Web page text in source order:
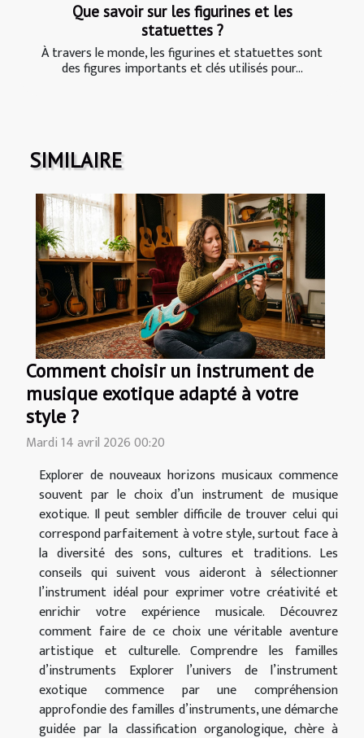
Que savoir sur les figurines et les
statuettes ?
À travers le monde, les figurines et statuettes sont
des figures importants et clés utilisés pour...
SIMILAIRE
Comment choisir un instrument de
musique exotique adapté à votre
style ?
Mardi 14 avril 2026 00:20
Explorer de nouveaux horizons musicaux commence
souvent par le choix d’un instrument de musique
exotique. Il peut sembler difficile de trouver celui qui
correspond parfaitement à votre style, surtout face à
la diversité des sons, cultures et traditions. Les
conseils qui suivent vous aideront à sélectionner
l’instrument idéal pour exprimer votre créativité et
enrichir votre expérience musicale. Découvrez
comment faire de ce choix une véritable aventure
artistique et culturelle. Comprendre les familles
d’instruments Explorer l’univers de l’instrument
exotique commence par une compréhension
approfondie des familles d’instruments, une démarche
guidée par la classification organologique, chère à